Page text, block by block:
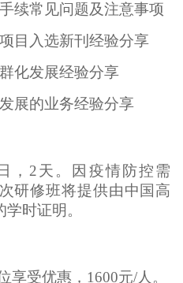
续常见问题及注意事项
目入选新刊经验分享
化发展经验分享
展的业务经验分享
，2天。因疫情防控需
研修班将提供由中国高
时证明。
享受优惠，1600元/人。